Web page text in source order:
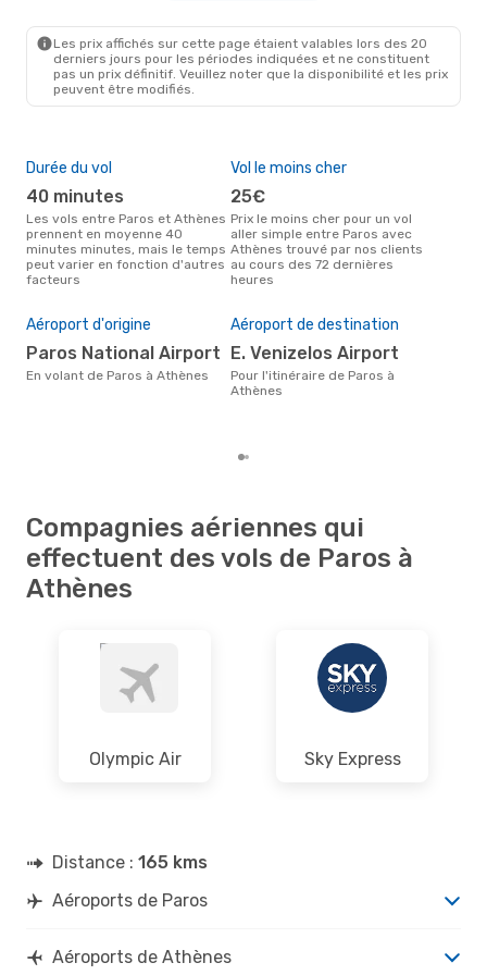
Les prix affichés sur cette page étaient valables lors des 20
derniers jours pour les périodes indiquées et ne constituent
pas un prix définitif. Veuillez noter que la disponibilité et les prix
peuvent être modifiés.
Durée du vol
40 minutes
Les vols entre Paros et Athènes
prennent en moyenne 40
minutes minutes, mais le temps
peut varier en fonction d'autres
facteurs
Vol le moins cher
25€
Prix le moins cher pour un vol
aller simple entre Paros avec
Athènes trouvé par nos clients
au cours des 72 dernières
heures
Aéroport d'origine
Paros National Airport
En volant de Paros à Athènes
Aéroport de destination
E. Venizelos Airport
Pour l'itinéraire de Paros à
Athènes
Compagnies aériennes qui
effectuent des vols de Paros à
Athènes
Olympic Air Sky Express
Distance : 165 kms
Aéroports de Paros
Aéroports de Athènes